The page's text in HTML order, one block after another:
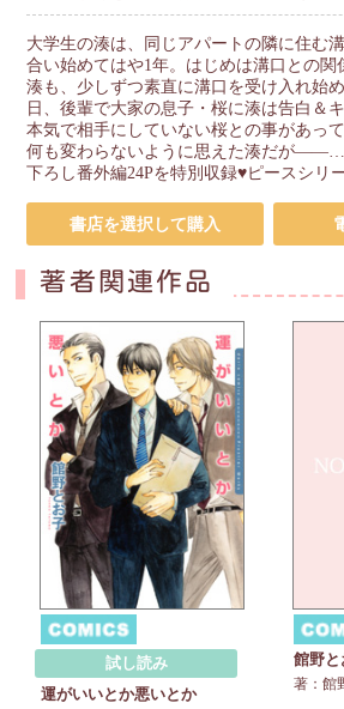
大学生の湊は、同じアパートの隣に住む
合い始めてはや1年。はじめは溝口との関
湊も、少しずつ素直に溝口を受け入れ始
日、後輩で大家の息子・桜に湊は告白＆
本気で相手にしていない桜との事があっ
何も変わらないように思えた湊だが
下ろし番外編24Pを特別収録♥ピースシリ
書店を選択して購入
著者関連作品
試し読み
運がいいとか悪いとか
館野と
著：館